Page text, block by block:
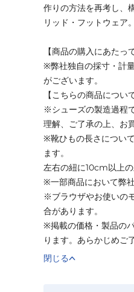
作りの方法を再考し、
リッド・フットウェア。
【商品の購入にあたっ
※弊社独自の採寸・計
がございます。
【こちらの商品について
※シューズの製造過程
理解、ご了承の上、お
※靴ひもの長さについ
ます。
左右の紐に10cm以上
※一部商品において弊
※ブラウザやお使いの
合があります。
※掲載の価格・製品の
ります。あらかじめご
閉じる